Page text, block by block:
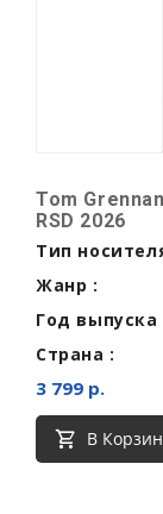
Tom
RSD 2026
Тип
Жанр :
Год выпуска
Страна :
3 799 р.
В